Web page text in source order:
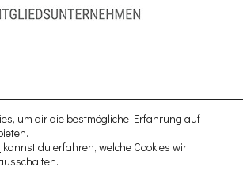
um dir die bestmögliche Erfahrung auf
kannst du erfahren, welche Cookies wir